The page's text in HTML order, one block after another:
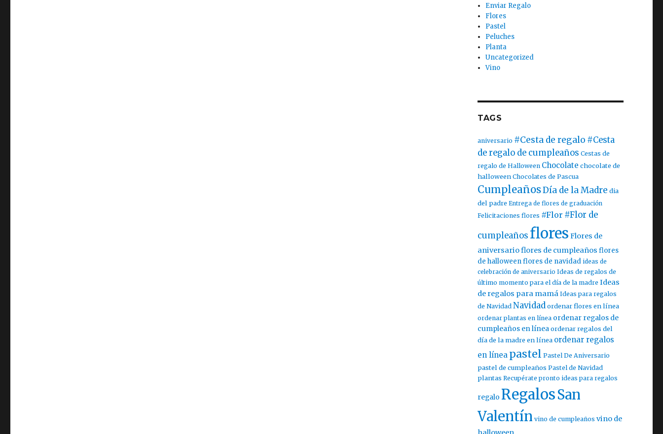
Enviar Regalo
Flores
Pastel
Peluches
Planta
Uncategorized
Vino
TAGS
aniversario #Cesta de regalo #Cesta
de regalo de cumpleaños Cestas de
regalo de Halloween Chocolate chocolate de
halloween Chocolates de Pascua
CumpleañosDía de la Madre dia
del padre Entrega de flores de graduación
Felicitaciones flores #Flor #Flor de
cumpleañosflores Flores de
aniversarioflores de cumpleaños flores
de halloweenflores de navidad ideas de
celebración de aniversario Ideas de regalos de
último momento para el día de la madre Ideas
de regalos para mamá Ideas para regalos
de Navidad Navidadordenar flores en línea
ordenar plantas en línea ordenar regalos de
cumpleaños en línea ordenar regalos del
día de la madre en línea ordenar regalos
en línea pastel Pastel De Aniversario
pastel de cumpleaños Pastel de Navidad
plantas Recupérate pronto ideas para regalos
regalo RegalosSan
Valentín vino de cumpleaños vino de